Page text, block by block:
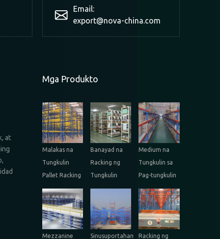
Email:
export@nova-china.com
at
Mga Produkto
Malakas na
Tungkulin
Pallet Racking
Banayad na
Racking ng
Tungkulin
Medium na
Tungkulin sa
Pag-tungkulin
Mezzanine Sinusuportahan Racking ng